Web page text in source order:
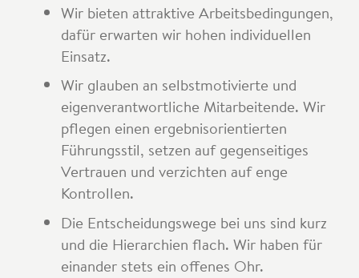
Wir bieten attraktive Arbeitsbedingungen,
dafür erwarten wir hohen individuellen
Einsatz.
Wir glauben an selbstmotivierte und
eigenverantwortliche Mitarbeitende. Wir
pflegen einen ergebnisorientierten
Führungsstil, setzen auf gegenseitiges
Vertrauen und verzichten auf enge
Kontrollen.
Die Entscheidungswege bei uns sind kurz
und die Hierarchien flach. Wir haben für
einander stets ein offenes Ohr.